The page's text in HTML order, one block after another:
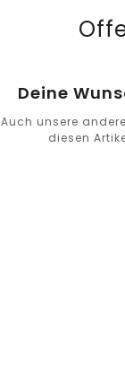
Deine
Auch unsere
diesen